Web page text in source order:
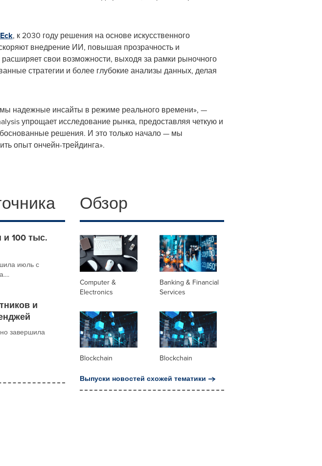
, к 2030 году решения на основе искусственного
внедрение ИИ, повышая прозрачность и
свои возможности, выходя за рамки рыночного
стратегии и более глубокие анализы данных, делая
надежные инсайты в режиме реального времени», —
упрощает исследование рынка, предоставляя четкую и
решения. И это только начало — мы
опыт ончейн-трейдинга».
100 тыс.
июль с
и
завершила
Обзор
Computer &
Electronics
Banking & Financial
Services
Blockchain
Blockchain
Выпуски новостей схожей тематики